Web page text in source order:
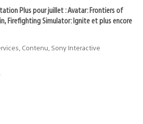
Plus pour juillet : Avatar: Frontiers of
Firefighting Simulator: Ignite et plus encore
Contenu, Sony Interactive